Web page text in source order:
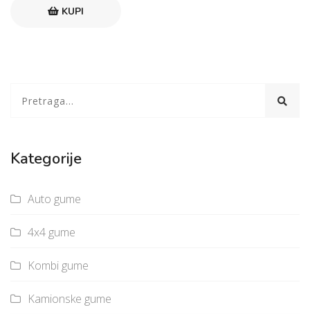
KUPI
Kategorije
Auto gume
4x4 gume
Kombi gume
Kamionske gume